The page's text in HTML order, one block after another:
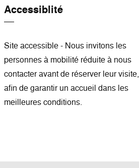
Accessiblité
Site accessible - Nous invitons les
personnes à mobilité réduite à nous
contacter avant de réserver leur visite,
afin de garantir un accueil dans les
meilleures conditions.